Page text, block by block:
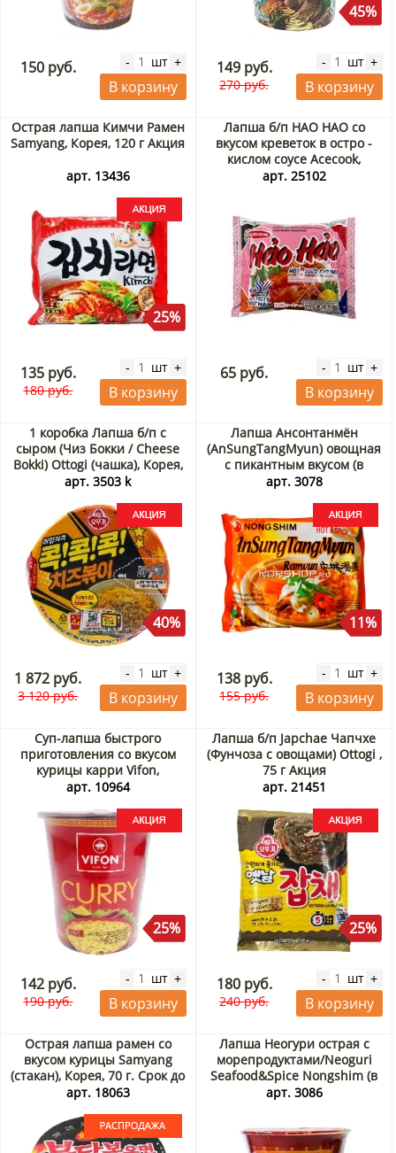
150 руб. - шт +
В корзину
45%
149 руб.
270 руб.
- шт +
В корзину
Острая лапша Кимчи Рамен
Samyang, Корея, 120 г Акция
арт. 13436
25%
135 руб.
180 руб.
- шт +
В корзину
Лапша б/п HAO HAO со
вкусом креветок в остро -
кислом соусе Acecook,
Вьетнам, 77 г
арт. 25102
65 руб. - шт +
В корзину
1 коробка Лапша б/п с
сыром (Чиз Бокки / Сheese
Bokki) Ottogi (чашка), Корея,
95 г х 12 шт Акция
арт. 3503 k
40%
1 872 руб.
3 120 руб.
- шт +
В корзину
Лапша Ансонтанмён
(AnSungTangMyun) овощная
с пикантным вкусом (в
пачке) Nongshim, Корея 125
арт. 3078
11%
138 руб.
155 руб.
- шт +
В корзину
Суп-лапша быстрого
приготовления со вкусом
курицы карри Vifon,
Вьетнам, 60 г Акция
арт. 10964
25%
142 руб.
190 руб.
- шт +
В корзину
Лапша б/п Japchae Чапчхе
(Фунчоза с овощами) Ottogi ,
75 г Акция
арт. 21451
25%
180 руб.
240 руб.
- шт +
В корзину
Острая лапша рамен со
вкусом курицы Samyang
(стакан), Корея, 70 г. Срок до
22.09.2026. Распродажа
арт. 18063
Лапша Неогури острая с
морепродуктами/Neoguri
Seafood&Spice Nongshim (в
стакане), Корея 62 г
арт. 3086